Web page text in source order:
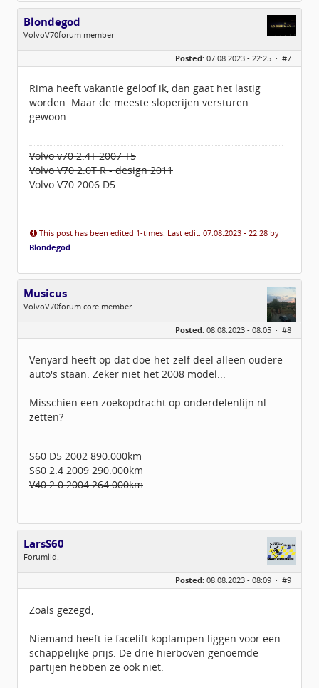
Blondegod
VolvoV70forum member
Geslacht:
n/a
Berichten:
752
Posted: 07.08.2023 - 22:25 · #7
Rima heeft vakantie geloof ik, dan gaat het lastig
worden. Maar de meeste sloperijen versturen
gewoon.
Volvo v70 2.4T 2007 T5
Volvo V70 2.0T R - design 2011
Volvo V70 2006 D5
This post has been edited 1-times. Last edit: 07.08.2023 - 22:28 by
Blondegod.
Musicus
VolvoV70forum core member
Leeftijd:
44
Geregistreerd:04 / 2015
Posted: 08.08.2023 - 08:05 · #8
Venyard heeft op dat doe-het-zelf deel alleen oudere
auto's staan. Zeker niet het 2008 model...
Misschien een zoekopdracht op onderdelenlijn.nl
zetten?
S60 D5 2002 890.000km
S60 2.4 2009 290.000km
V40 2.0 2004 264.000km
LarsS60
Forumlid.
Geslacht:
n/a
Geregistreerd:07 / 2023
Posted: 08.08.2023 - 08:09 · #9
Zoals gezegd,
Niemand heeft ie facelift koplampen liggen voor een
schappelijke prijs. De drie hierboven genoemde
partijen hebben ze ook niet.